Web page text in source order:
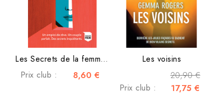
Les Secrets de la femme de...
Prix club :
8,60 €
Les voisins
20,90 €
Prix club : 17,75 €